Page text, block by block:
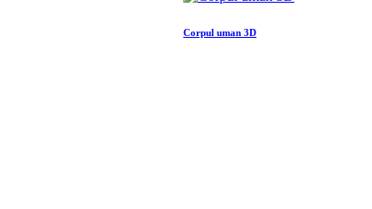
Corpul uman 3D